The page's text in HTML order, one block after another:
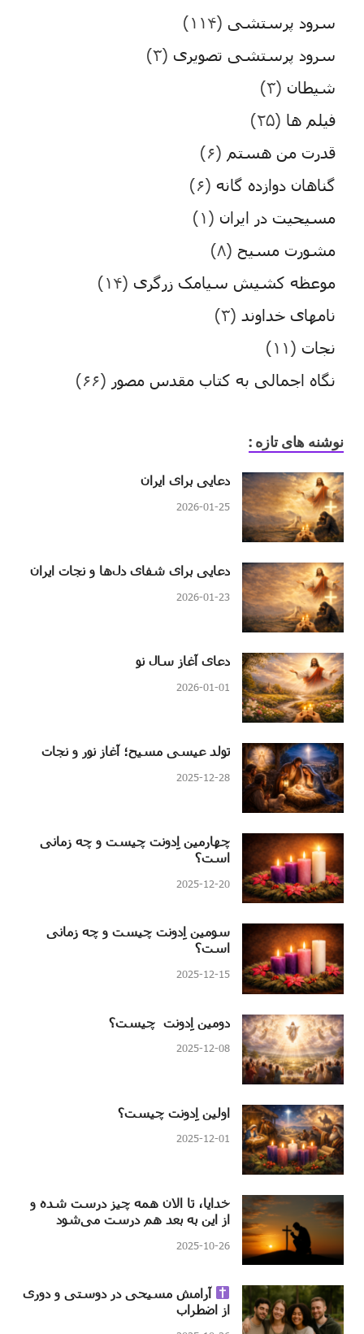
سرود پرستشی (۱۱۴)
سرود پرستشی تصویری (۳)
شیطان (۳)
فیلم ها (۲۵)
قدرت من هستم (۶)
گناهان دوازده گانه (۶)
مسیحیت در ایران (۱)
مشورت مسیح (۸)
موعظه کشیش سیامک زرگری (۱۴)
نامهای خداوند (۳)
نجات (۱۱)
نگاه اجمالی به کتاب مقدس مصور (۶۶)
نوشنه های تازه :
دعایی برای ایران
2026-01-25
دعایی برای شفای دل‌ها و نجات ایران
2026-01-23
دعای آغاز سال نو
2026-01-01
تولد عیسی مسیح؛ آغاز نور و نجات
2025-12-28
چهارمین اِدونت چیست و چه زمانی
است؟
2025-12-20
سومین اِدونت چیست و چه زمانی
است؟
2025-12-15
دومین اِدونت چیست؟
2025-12-08
اولین اِدونت چیست؟
2025-12-01
خدایا، تا الان همه چیز درست شده و
از این به بعد هم درست می‌شود
2025-10-26
آرامش مسیحی در دوستی و دوری
از اضطراب